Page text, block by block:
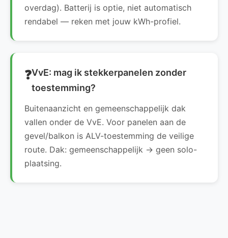
overdag). Batterij is optie, niet automatisch
rendabel — reken met jouw kWh-profiel.
VvE: mag ik stekkerpanelen zonder
toestemming?
Buitenaanzicht en gemeenschappelijk dak
vallen onder de VvE. Voor panelen aan de
gevel/balkon is ALV-toestemming de veilige
route. Dak: gemeenschappelijk → geen solo-
plaatsing.